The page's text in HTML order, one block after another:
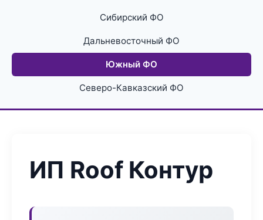
Сибирский ФО
Дальневосточный ФО
Южный ФО
Северо-Кавказский ФО
ИП Roof Контур